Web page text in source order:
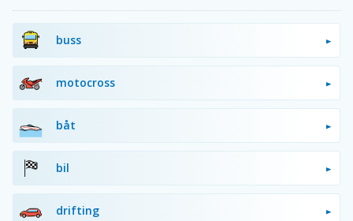
buss
motocross
båt
bil
drifting